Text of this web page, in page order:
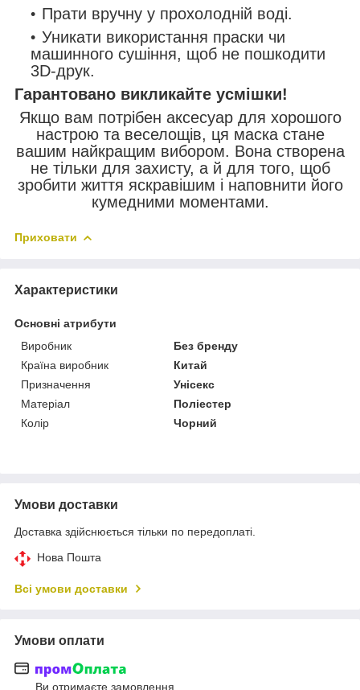
Прати вручну у прохолодній воді.
Уникати використання праски чи
машинного сушіння, щоб не пошкодити
3D-друк.
Гарантовано викликайте усмішки!
Якщо вам потрібен аксесуар для хорошого
настрою та веселощів, ця маска стане
вашим найкращим вибором. Вона створена
не тільки для захисту, а й для того, щоб
зробити життя яскравішим і наповнити його
кумедними моментами.
Приховати
Характеристики
Основні атрибути
Виробник
Без бренду
Країна виробник
Китай
Призначення
Унісекс
Матеріал
Поліестер
Колір
Чорний
Умови доставки
Доставка здійснюється тільки по передоплаті.
Нова Пошта
Всі умови доставки
Умови оплати
Ви отримаєте замовлення